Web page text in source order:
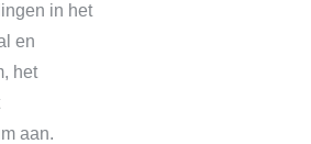
in het
en
het
aan.